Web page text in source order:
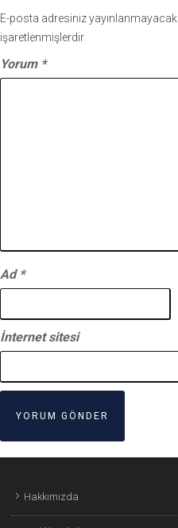
E-posta adresiniz yayınlanmayacak.
işaretlenmişlerdir
Yorum *
Ad *
İnternet sitesi
Hakkımızda